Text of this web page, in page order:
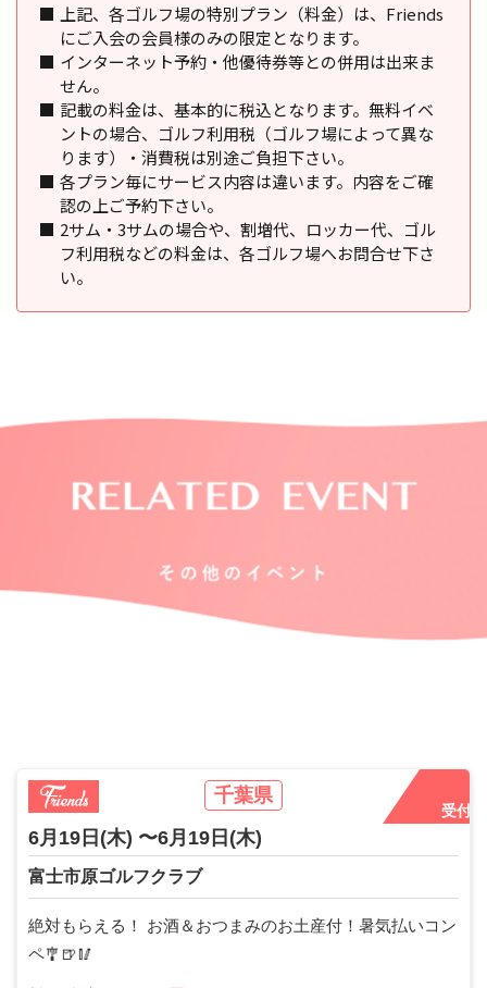
上記、各ゴルフ場の特別プラン（料金）は、Friends
にご入会の会員様のみの限定となります。
インターネット予約・他優待券等との併用は出来ま
せん。
記載の料金は、基本的に税込となります。無料イベ
ントの場合、ゴルフ利用税（ゴルフ場によって異な
ります）・消費税は別途ご負担下さい。
各プラン毎にサービス内容は違います。内容をご確
認の上ご予約下さい。
2サム・3サムの場合や、割増代、ロッカー代、ゴル
フ利用税などの料金は、各ゴルフ場へお問合せ下さ
い。
千葉県
受付中
6月19日 (木) 〜6月19日 (木)
富士市原ゴルフクラブ
絶対もらえる！ お酒＆おつまみのお土産付！暑気払いコン
ペ🎐🍺🥢